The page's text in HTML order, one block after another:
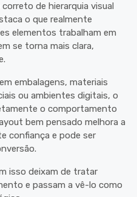
de hierarquia visual
o que realmente
elementos trabalham em
se torna mais clara,
embalagens, materiais
ou ambientes digitais, o
o comportamento
bem pensado melhora a
confiança e pode ser
isso deixam de tratar
e passam a vê-lo como